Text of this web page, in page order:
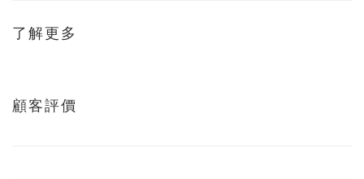
了解更多
顧客評價